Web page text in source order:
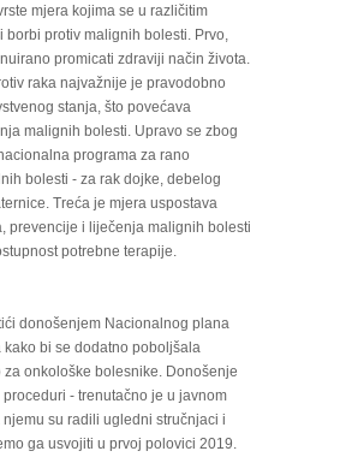
mjera kojima se u različitim
borbi protiv malignih bolesti. Prvo,
promicati zdraviji način života.
raka najvažnije je pravodobno
stanja, što povećava
malignih bolesti. Upravo se zbog
programa za rano
bolesti - za rak dojke, debelog
Treća je mjera uspostava
prevencije i liječenja malignih bolesti
potrebne terapije.
donošenjem Nacionalnog plana
kako bi se dodatno poboljšala
za onkološke bolesnike. Donošenje
- trenutačno je u javnom
su radili ugledni stručnjaci i
ga usvojiti u prvoj polovici 2019.